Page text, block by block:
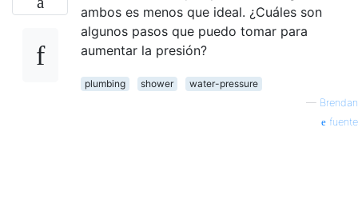
ambos es menos que ideal. ¿Cuáles son
algunos pasos que puedo tomar para
aumentar la presión?
plumbing shower
water-pressure
— Brendan
fuente